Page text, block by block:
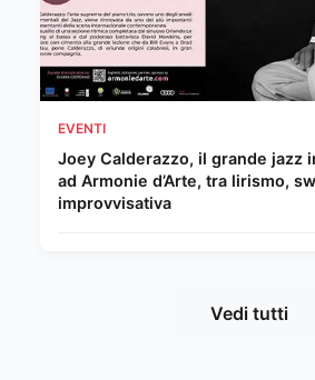
EVENTI
Joey Calderazzo, il grande jazz
ad Armonie d’Arte, tra lirismo,
improvvisativa
Vedi tutti